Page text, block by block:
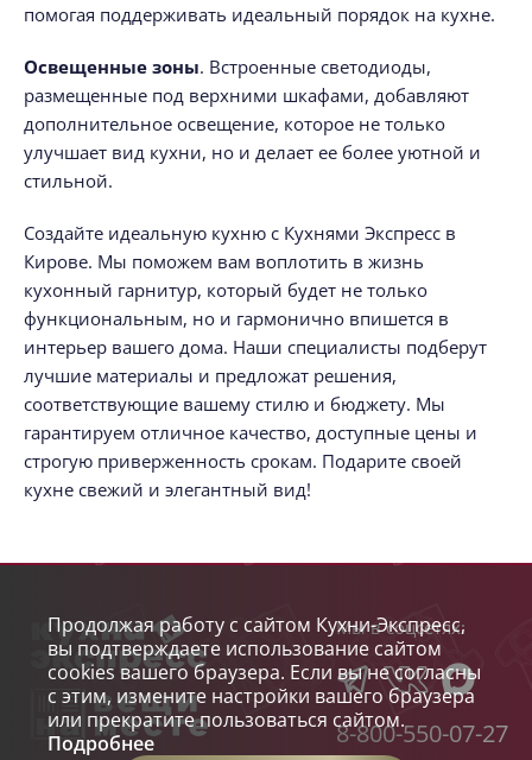
помогая поддерживать идеальный порядок на кухне.
Освещенные зоны. Встроенные светодиоды,
размещенные под верхними шкафами, добавляют
дополнительное освещение, которое не только
улучшает вид кухни, но и делает ее более уютной и
стильной.
Создайте идеальную кухню с Кухнями Экспресс в
Кирове. Мы поможем вам воплотить в жизнь
кухонный гарнитур, который будет не только
функциональным, но и гармонично впишется в
интерьер вашего дома. Наши специалисты подберут
лучшие материалы и предложат решения,
соответствующие вашему стилю и бюджету. Мы
гарантируем отличное качество, доступные цены и
строгую приверженность срокам. Подарите своей
кухне свежий и элегантный вид!
Мы в соцсетях:
8-800-550-07-27
Продолжая работу с сайтом Кухни-Экспресс,
вы подтверждаете использование сайтом
cookies вашего браузера. Если вы не согласны
с этим, измените настройки вашего браузера
или прекратите пользоваться сайтом.
Подробнее